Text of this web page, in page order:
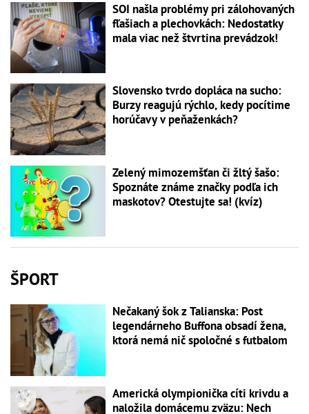
SOI našla problémy pri zálohovaných
fľašiach a plechovkách: Nedostatky
mala viac než štvrtina prevádzok!
Slovensko tvrdo dopláca na sucho:
Burzy reagujú rýchlo, kedy pocítime
horúčavy v peňaženkách?
Zelený mimozemšťan či žltý šašo:
Spoznáte známe značky podľa ich
maskotov? Otestujte sa! (kvíz)
ŠPORT
Nečakaný šok z Talianska: Post
legendárneho Buffona obsadí žena,
ktorá nemá nič spoločné s futbalom
Americká olympionička cíti krivdu a
naložila domácemu zväzu: Nech